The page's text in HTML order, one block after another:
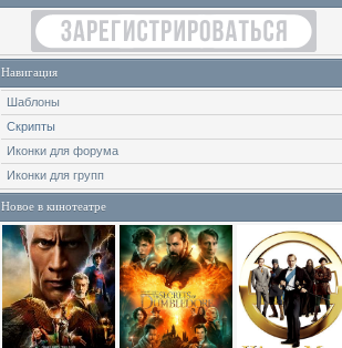
Навигация
Шаблоны
Скрипты
Иконки для форума
Иконки для групп
Новое в кинотеатре